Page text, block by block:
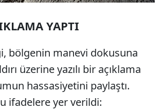
YAPTI
bölgenin manevi dokusuna
üzerine yazılı bir açıklama
hassasiyetini paylaştı.
ifadelere yer verildi: